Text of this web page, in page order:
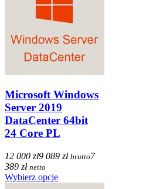
Microsoft Windows
Server 2019
DataCenter 64bit
24 Core PL
12 000 zł9 089 zł brutto7
389 zł netto
Wybierz opcje